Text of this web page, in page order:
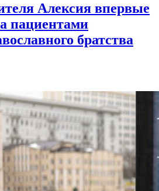
Алексия впервые
пациентами
братства